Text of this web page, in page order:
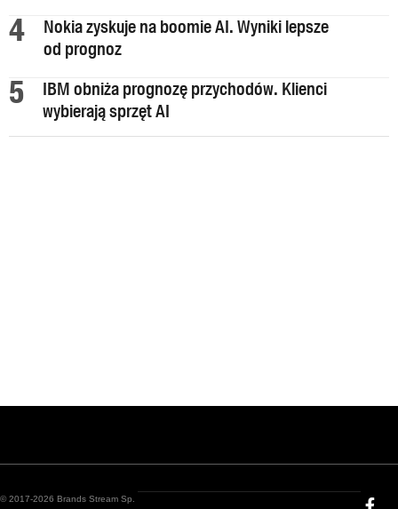
Nokia zyskuje na boomie AI. Wyniki lepsze
od prognoz
IBM obniża prognozę przychodów. Klienci
wybierają sprzęt AI
© 2017-2026 Brands Stream Sp.